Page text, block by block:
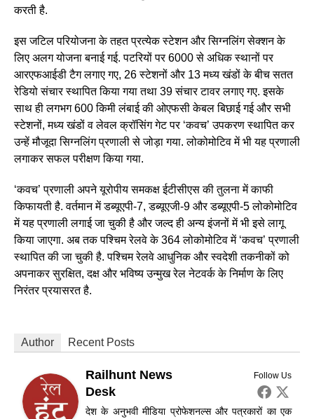
करती है.
इस जटिल परियोजना के तहत प्रत्येक स्टेशन और सिग्नलिंग सेक्शन के
लिए अलग योजना बनाई गई. पटरियों पर 6000 से अधिक स्थानों पर
आरएफआईडी टैग लगाए गए, 26 स्टेशनों और 13 मध्य खंडों के बीच सतत
रेडियो संचार स्थापित किया गया तथा 39 संचार टावर लगाए गए. इसके
साथ ही लगभग 600 किमी लंबाई की ओएफसी केबल बिछाई गई और सभी
स्टेशनों, मध्य खंडों व लेवल क्रॉसिंग गेट पर ‘कवच’ उपकरण स्थापित कर
उन्हें मौजूदा सिग्नलिंग प्रणाली से जोड़ा गया. लोकोमोटिव में भी यह प्रणाली
लगाकर सफल परीक्षण किया गया.
‘कवच’ प्रणाली अपने यूरोपीय समकक्ष ईटीसीएस की तुलना में काफी
किफायती है. वर्तमान में डब्यूएपी-7, डब्यूएजी-9 और डब्यूएपी-5 लोकोमोटिव
में यह प्रणाली लगाई जा चुकी है और जल्द ही अन्य इंजनों में भी इसे लागू
किया जाएगा. अब तक पश्चिम रेलवे के 364 लोकोमोटिव में ‘कवच’ प्रणाली
स्थापित की जा चुकी है. पश्चिम रेलवे आधुनिक और स्वदेशी तकनीकों को
अपनाकर सुरक्षित, दक्ष और भविष्य उन्मुख रेल नेटवर्क के निर्माण के लिए
निरंतर प्रयासरत है.
Author Recent Posts
Follow Us
Railhunt News
Desk
देश के अनुभवी मीडिया प्रोफेशनल्स और पत्रकारों का एक